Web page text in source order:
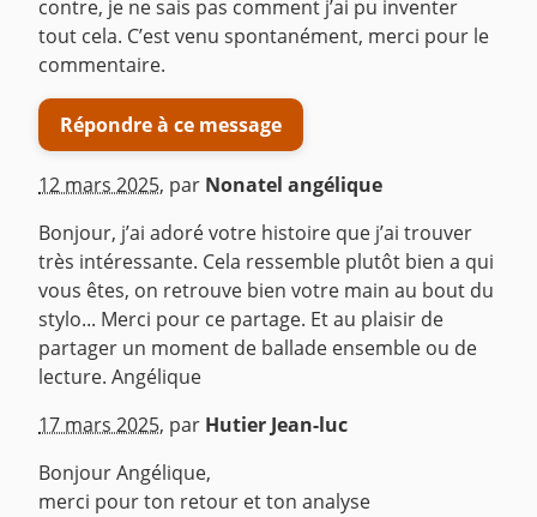
contre, je ne sais pas comment j’ai pu inventer
tout cela. C’est venu spontanément, merci pour le
commentaire.
Répondre à ce message
12 mars 2025, par Nonatel angélique
Bonjour, j’ai adoré votre histoire que j’ai trouver
très intéressante. Cela ressemble plutôt bien a qui
vous êtes, on retrouve bien votre main au bout du
stylo... Merci pour ce partage. Et au plaisir de
partager un moment de ballade ensemble ou de
lecture. Angélique
^
17 mars 2025, par Hutier Jean-luc
Bonjour Angélique,
merci pour ton retour et ton analyse